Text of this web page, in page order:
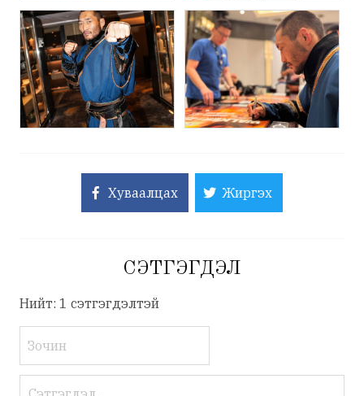
Хуваалцах Жиргэх
СЭТГЭГДЭЛ
Нийт: 1 сэтгэгдэлтэй